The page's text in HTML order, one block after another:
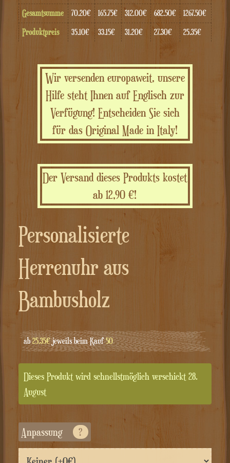
Gesamtsumme
70.20€ 165.75€ 312.00€ 682.50€
1267.50€
Produktpreis
35.10€ 33.15€ 31.20€ 27.30€ 25.35€
Wir versenden europaweit, unsere
Hilfe steht Ihnen auf Englisch zur
Verfügung! Entscheiden Sie sich
für das Original Made in Italy!
Der Versand dieses Produkts kostet
ab 12,90 €!
Personalisierte
Herrenuhr aus
Bambusholz
ab25.35€jeweils beim Kauf50
Dieses Produkt wird schnellstmöglich verschickt 28.
August
Anpassung ?